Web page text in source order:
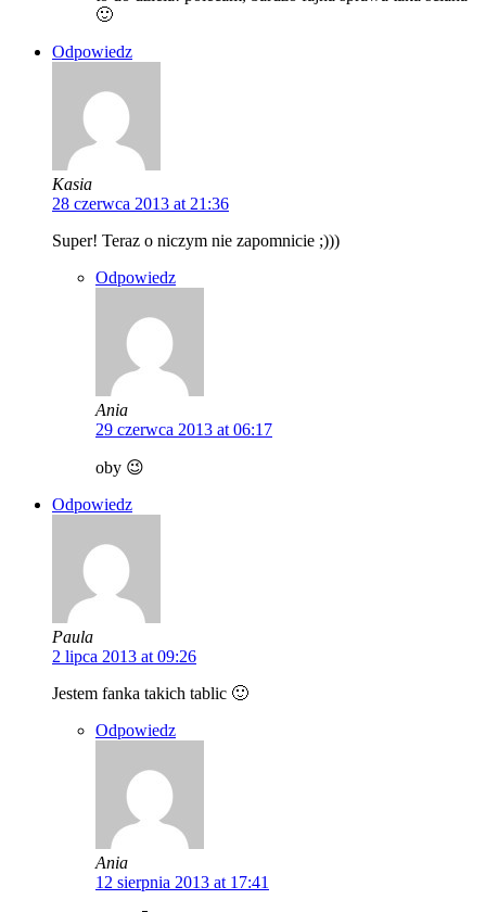
🙂
Odpowiedz
Kasia
28 czerwca 2013 at 21:36
Super! Teraz o niczym nie zapomnicie ;)))
Odpowiedz
Ania
29 czerwca 2013 at 06:17
oby 😉
Odpowiedz
Paula
2 lipca 2013 at 09:26
Jestem fanka takich tablic 🙂
Odpowiedz
Ania
12 sierpnia 2013 at 17:41